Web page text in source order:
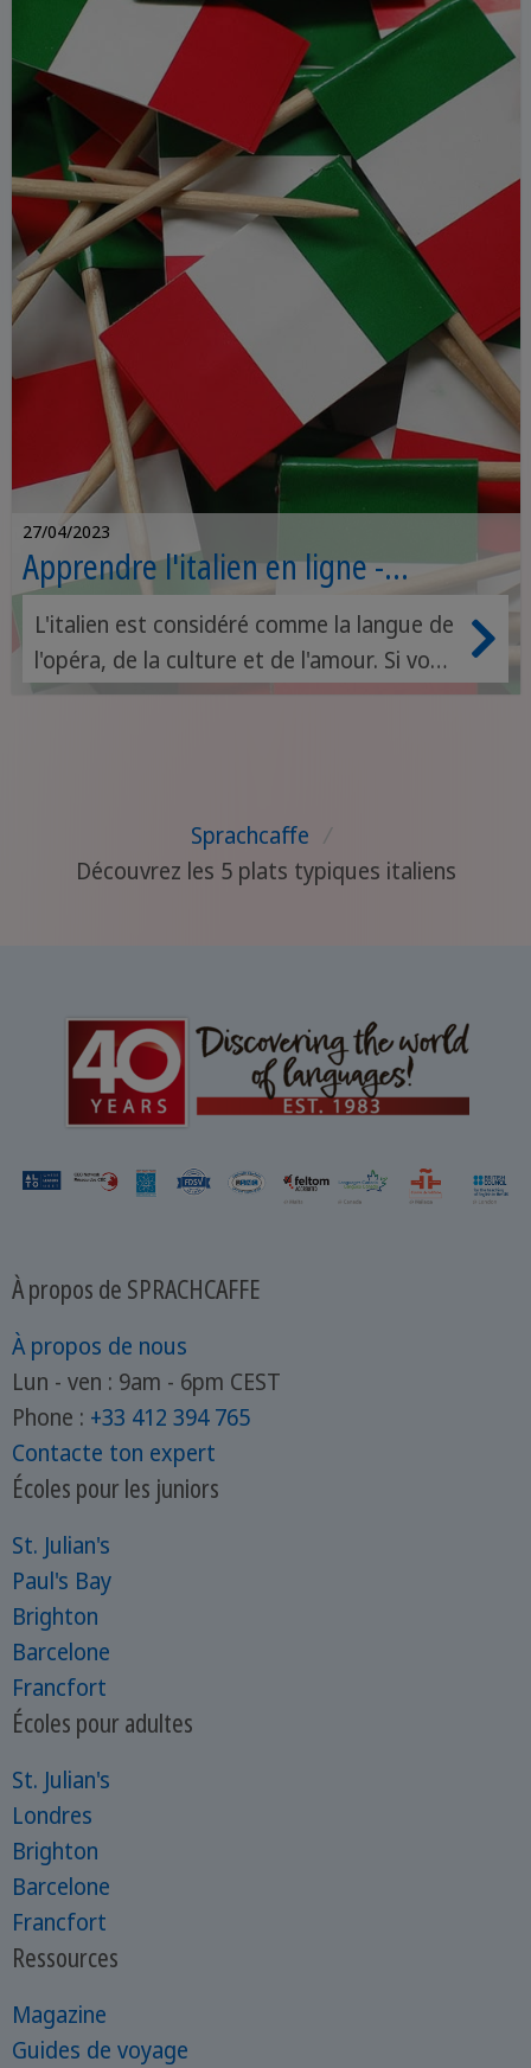
prouver, en cinq points, que Florence est
la ville où il faut aller !
27/04/2023
Apprendre l'italien en ligne -
possibilités d'apprentissage gratuit
L'italien est considéré comme la langue de
l'opéra, de la culture et de l'amour. Si vous
vous intéressez à l'art ou à la musique,
langue sonore, nous avons dressé pour
vous une liste de ressources en ligne
Sprachcaffe /
Découvrez les 5 plats typiques italiens
À propos de SPRACHCAFFE
À propos de nous
Lun - ven : 9am - 6pm CEST
Phone : +33 412 394 765
Contacte ton expert
Écoles pour les juniors
St. Julian's
Paul's Bay
Brighton
Barcelone
Francfort
Écoles pour adultes
St. Julian's
Londres
Brighton
Barcelone
Francfort
Ressources
Magazine
Guides de voyage